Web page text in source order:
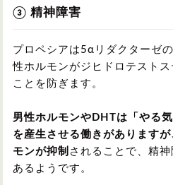
③ 精神障害
プロペシアは5αリダクターゼ
性ホルモンがジヒドロテスト
ことを防ぎます。
男性ホルモンやDHTは「やる
を産生させる働きがあります
モンが抑制 されることで、精
あるようです。